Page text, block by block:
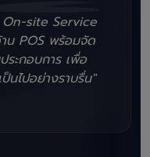
On-site Service
น POS พร้อมจัด
ะกอบการ เพื่อ
นไปอย่างราบรื่น"